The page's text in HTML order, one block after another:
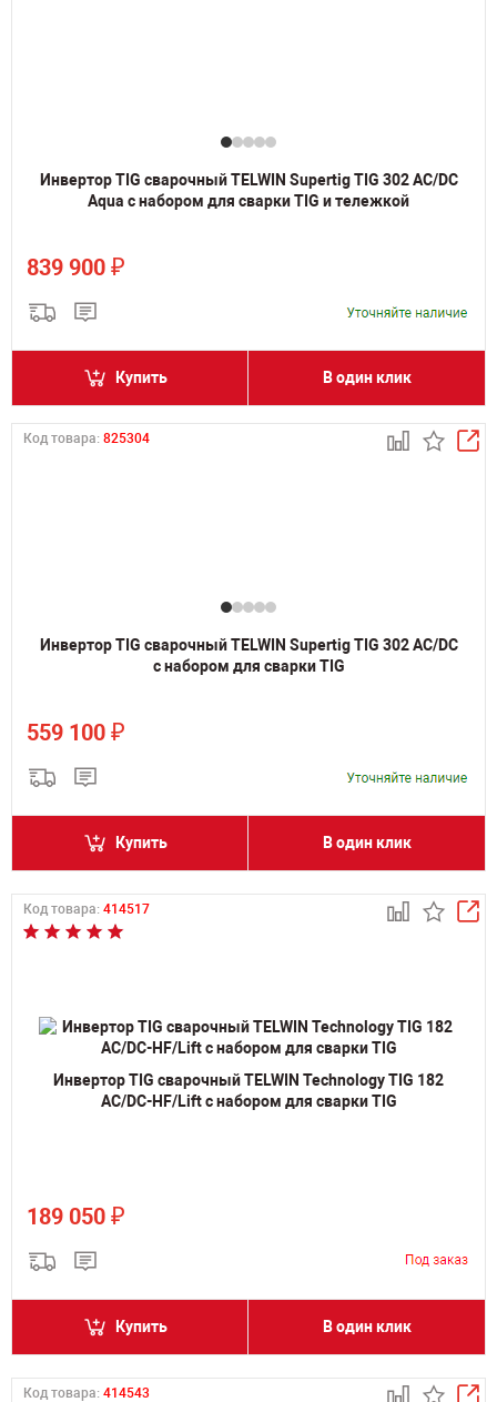
Инвертор TIG сварочный TELWIN Supertig TIG 302 AC/DC
Aqua с набором для сварки TIG и тележкой
839 900 ₽
Купить В один клик
Код товара: 825304
Инвертор TIG сварочный TELWIN Supertig TIG 302 AC/DC
с набором для сварки TIG
559 100 ₽
Купить В один клик
Код товара: 414517
Инвертор TIG сварочный TELWIN Technology TIG 182
AC/DC-HF/Lift с набором для сварки TIG
189 050 ₽
Купить В один клик
Код товара: 414543